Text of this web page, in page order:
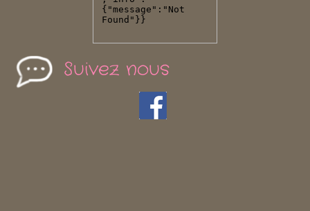
Suivez nous